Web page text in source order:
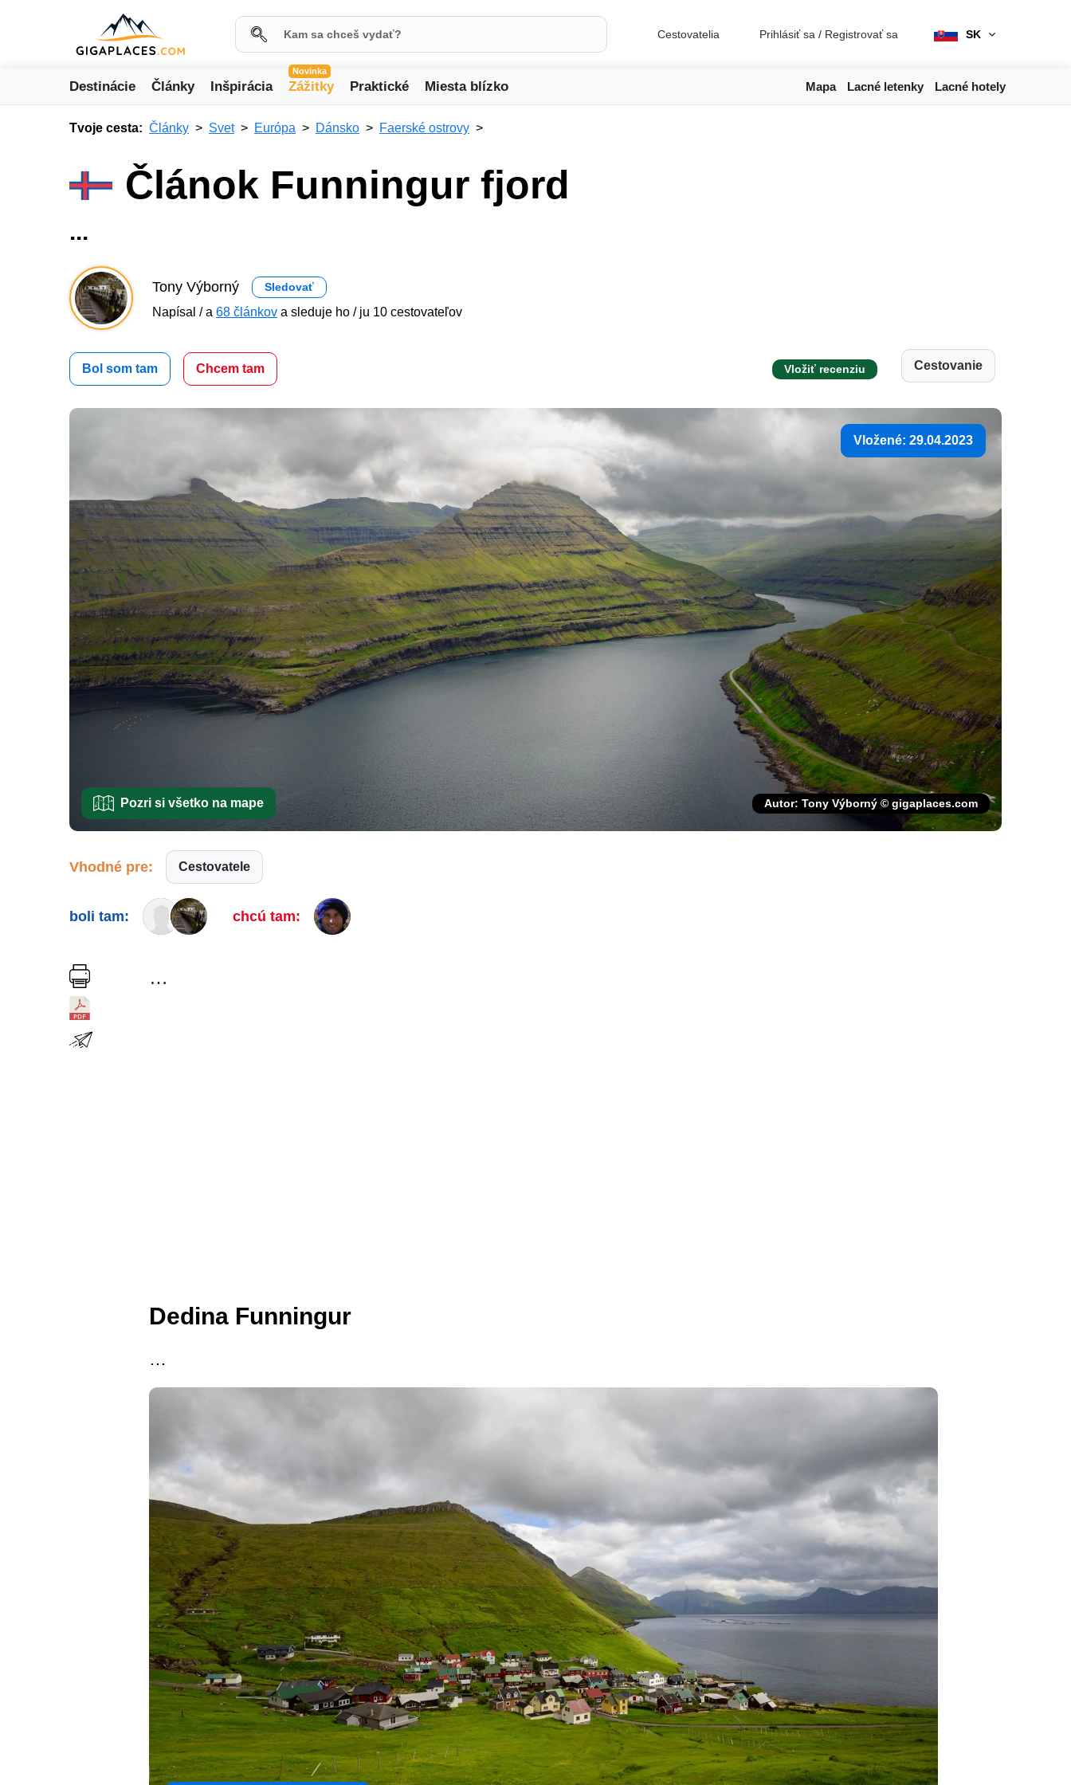
Cestovatelia Prihlásiť sa / Registrovať sa SK
Destinácie Články Inšpirácia
Novinka
Zážitky Praktické Miesta blízko Mapa Lacné letenky Lacné hotely
Tvoje cesta: Články Svet Európa Dánsko Faerské ostrovy
Článok Funningur fjord
...
Tony Výborný Sledovať
Napísal / a 68 článkov a sleduje ho / ju 10 cestovateľov
Bol som tam Chcem tam Vložiť recenziu Cestovanie
Vložené: 29.04.2023
Pozri si všetko na mape Autor: Tony Výborný © gigaplaces.com
Vhodné pre: Cestovatele
boli tam: chcú tam:
…
Dedina Funningur
…